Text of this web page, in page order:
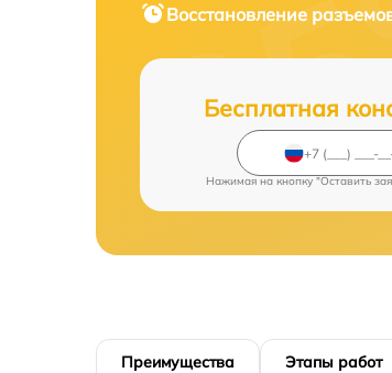
Восстановление
Бесплатная
Нажимая на кнопку "Оставить
Преимущества Этапы работ